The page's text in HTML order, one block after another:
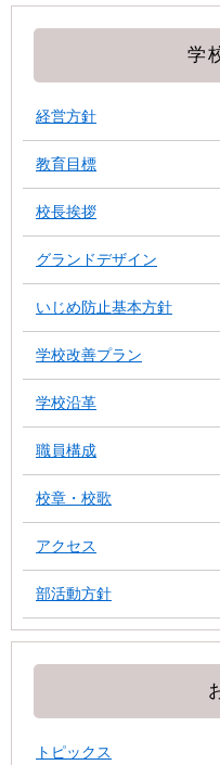
学
経営方針
教育目標
校長挨拶
グランドデザイン
いじめ防止基本方針
学校改善プラン
学校沿革
職員構成
校章・校歌
アクセス
部活動方針
トピックス